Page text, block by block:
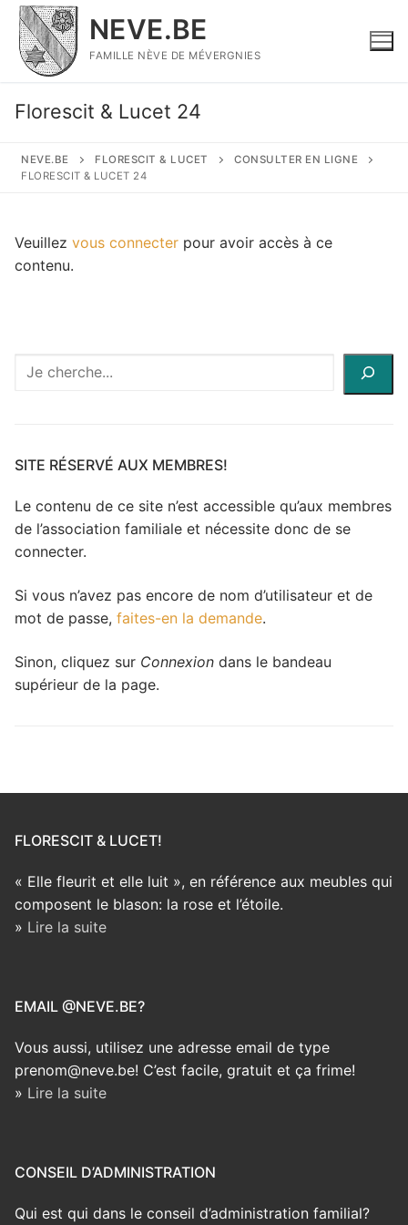
Aller
contenu
NEVE.BE
FAMILLE NÈVE DE MÉVERGNIES
Florescit & Lucet 24
NEVE.BE FLORESCIT & LUCET
CONSULTER EN LIGNE
FLORESCIT & LUCET 24
Veuillez vous connecter pour avoir accès à ce
contenu.
Recherche
site
SITE RÉSERVÉ AUX MEMBRES!
Le contenu de ce site n’est accessible qu’aux membres
de l’association familiale et nécessite donc de se
connecter.
Si vous n’avez pas encore de nom d’utilisateur et de
mot de passe, faites-en la demande.
Sinon, cliquez sur Connexion dans le bandeau
supérieur de la page.
FLORESCIT & LUCET!
« Elle fleurit et elle luit », en référence aux meubles qui
composent le blason: la rose et l’étoile.
» Lire la suite
EMAIL @NEVE.BE?
Vous aussi, utilisez une adresse email de type
prenom@neve.be! C’est facile, gratuit et ça frime!
» Lire la suite
CONSEIL D’ADMINISTRATION
Qui est qui dans le conseil d’administration familial?